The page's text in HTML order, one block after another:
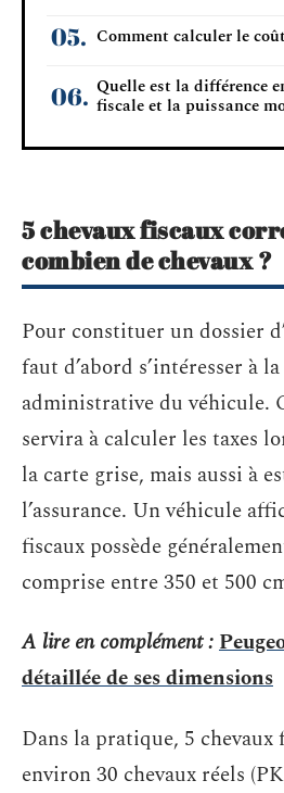
Comment calculer le
Quelle est la différence
fiscale et la puissance
5 chevaux fiscaux
combien de chevaux ?
Pour constituer un dossier
faut d’abord s’intéresser à
administrative du véhicule.
servira à calculer les taxes
la carte grise, mais aussi à
l’assurance. Un véhicule
fiscaux possède
comprise entre 350 et 500
A lire en complément :
détaillée de ses dimensions
Dans la pratique, 5 chevaux
environ 30 chevaux réels